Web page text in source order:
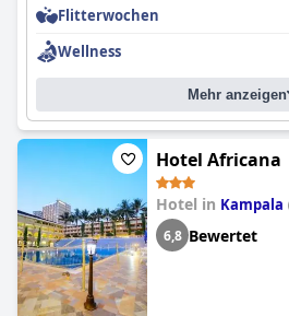
Flitterwochen
Wellness
Mehr anzeigen
Hotel Africana
Hotel in Kampala
6,8 Bewertet